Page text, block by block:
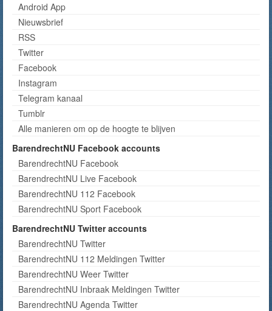
Android App
Nieuwsbrief
RSS
Twitter
Facebook
Instagram
Telegram kanaal
Tumblr
Alle manieren om op de hoogte te blijven
BarendrechtNU Facebook accounts
BarendrechtNU Facebook
BarendrechtNU Live Facebook
BarendrechtNU 112 Facebook
BarendrechtNU Sport Facebook
BarendrechtNU Twitter accounts
BarendrechtNU Twitter
BarendrechtNU 112 Meldingen Twitter
BarendrechtNU Weer Twitter
BarendrechtNU Inbraak Meldingen Twitter
BarendrechtNU Agenda Twitter